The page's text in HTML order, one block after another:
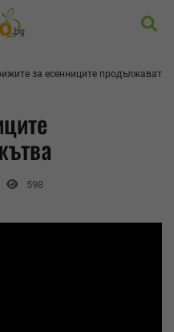
за есенниците продължават
598